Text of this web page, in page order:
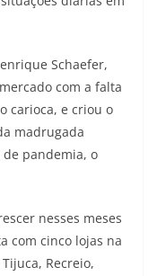
Schaefer,
com a falta
carioca, e criou o
madrugada
de pandemia, o
nesses meses
com cinco lojas na
Recreio,